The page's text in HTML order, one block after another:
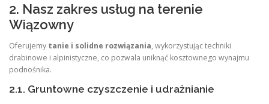
2. Nasz zakres usług na terenie
Wiązowny
Oferujemy tanie i solidne rozwiązania, wykorzystując techniki
drabinowe i alpinistyczne, co pozwala uniknąć kosztownego wynajmu
podnośnika.
2.1. Gruntowne czyszczenie i udrażnianie